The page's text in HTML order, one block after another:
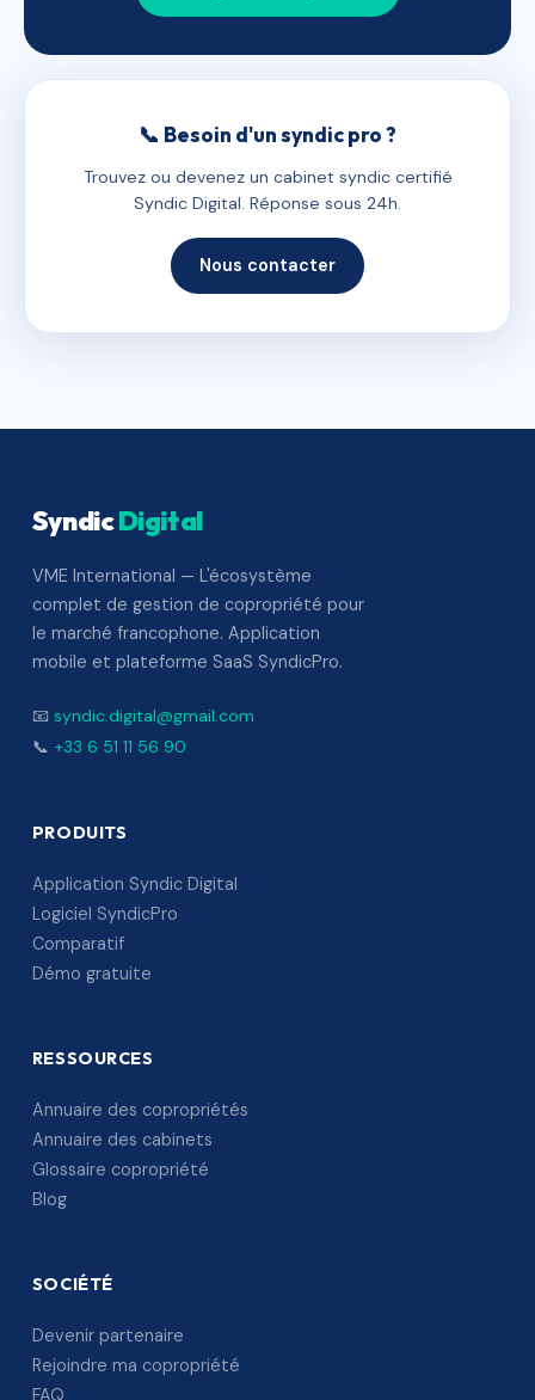
📞 Besoin d'un syndic pro ?
Trouvez ou devenez un cabinet syndic certifié
Syndic Digital. Réponse sous 24h.
Nous contacter
SyndicDigital
VME International — L'écosystème
complet de gestion de copropriété pour
le marché francophone. Application
mobile et plateforme SaaS SyndicPro.
📧 syndic.digital@gmail.com
📞 +33 6 51 11 56 90
PRODUITS
Application Syndic Digital
Logiciel SyndicPro
Comparatif
Démo gratuite
RESSOURCES
Annuaire des copropriétés
Annuaire des cabinets
Glossaire copropriété
Blog
SOCIÉTÉ
Devenir partenaire
Rejoindre ma copropriété
FAQ